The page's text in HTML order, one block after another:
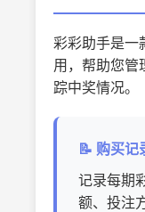
彩彩助手是一
用，帮助您管
踪中奖情况。
📝 购买记
记录每期
额、投注